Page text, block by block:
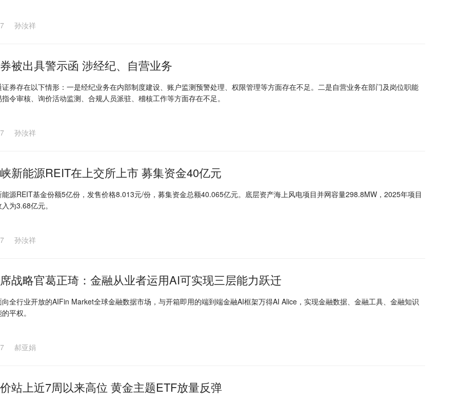
孙汝祥
被出具警示函 涉经纪、自营业务
券存在以下情形：一是经纪业务在内部制度建设、账户监测预警处理、权限管理等方面存在不足。二是自营业务在部门及岗位职能
令审核、询价活动监测、合规人员派驻、稽核工作等方面存在不足。
孙汝祥
新能源REIT在上交所上市 募集资金40亿元
源REIT基金份额5亿份，发售价格8.013元/份，募集资金总额40.065亿元。底层资产海上风电项目并网容量298.8MW，2025年项目
为3.68亿元。
孙汝祥
战略官葛正琦：金融从业者运用AI可实现三层能力跃迁
全行业开放的AIFin Market全球金融数据市场，与开箱即用的端到端金融AI框架万得AI Alice，实现金融数据、金融工具、金融知识
平权。
郝亚娟
站上近7周以来高位 黄金主题ETF放量反弹